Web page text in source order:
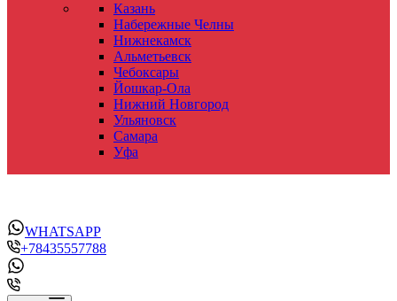
Казань
Набережные Челны
Нижнекамск
Альметьевск
Чебоксары
Йошкар-Ола
Нижний Новгород
Ульяновск
Самара
Уфа
WHATSAPP
+78435557788